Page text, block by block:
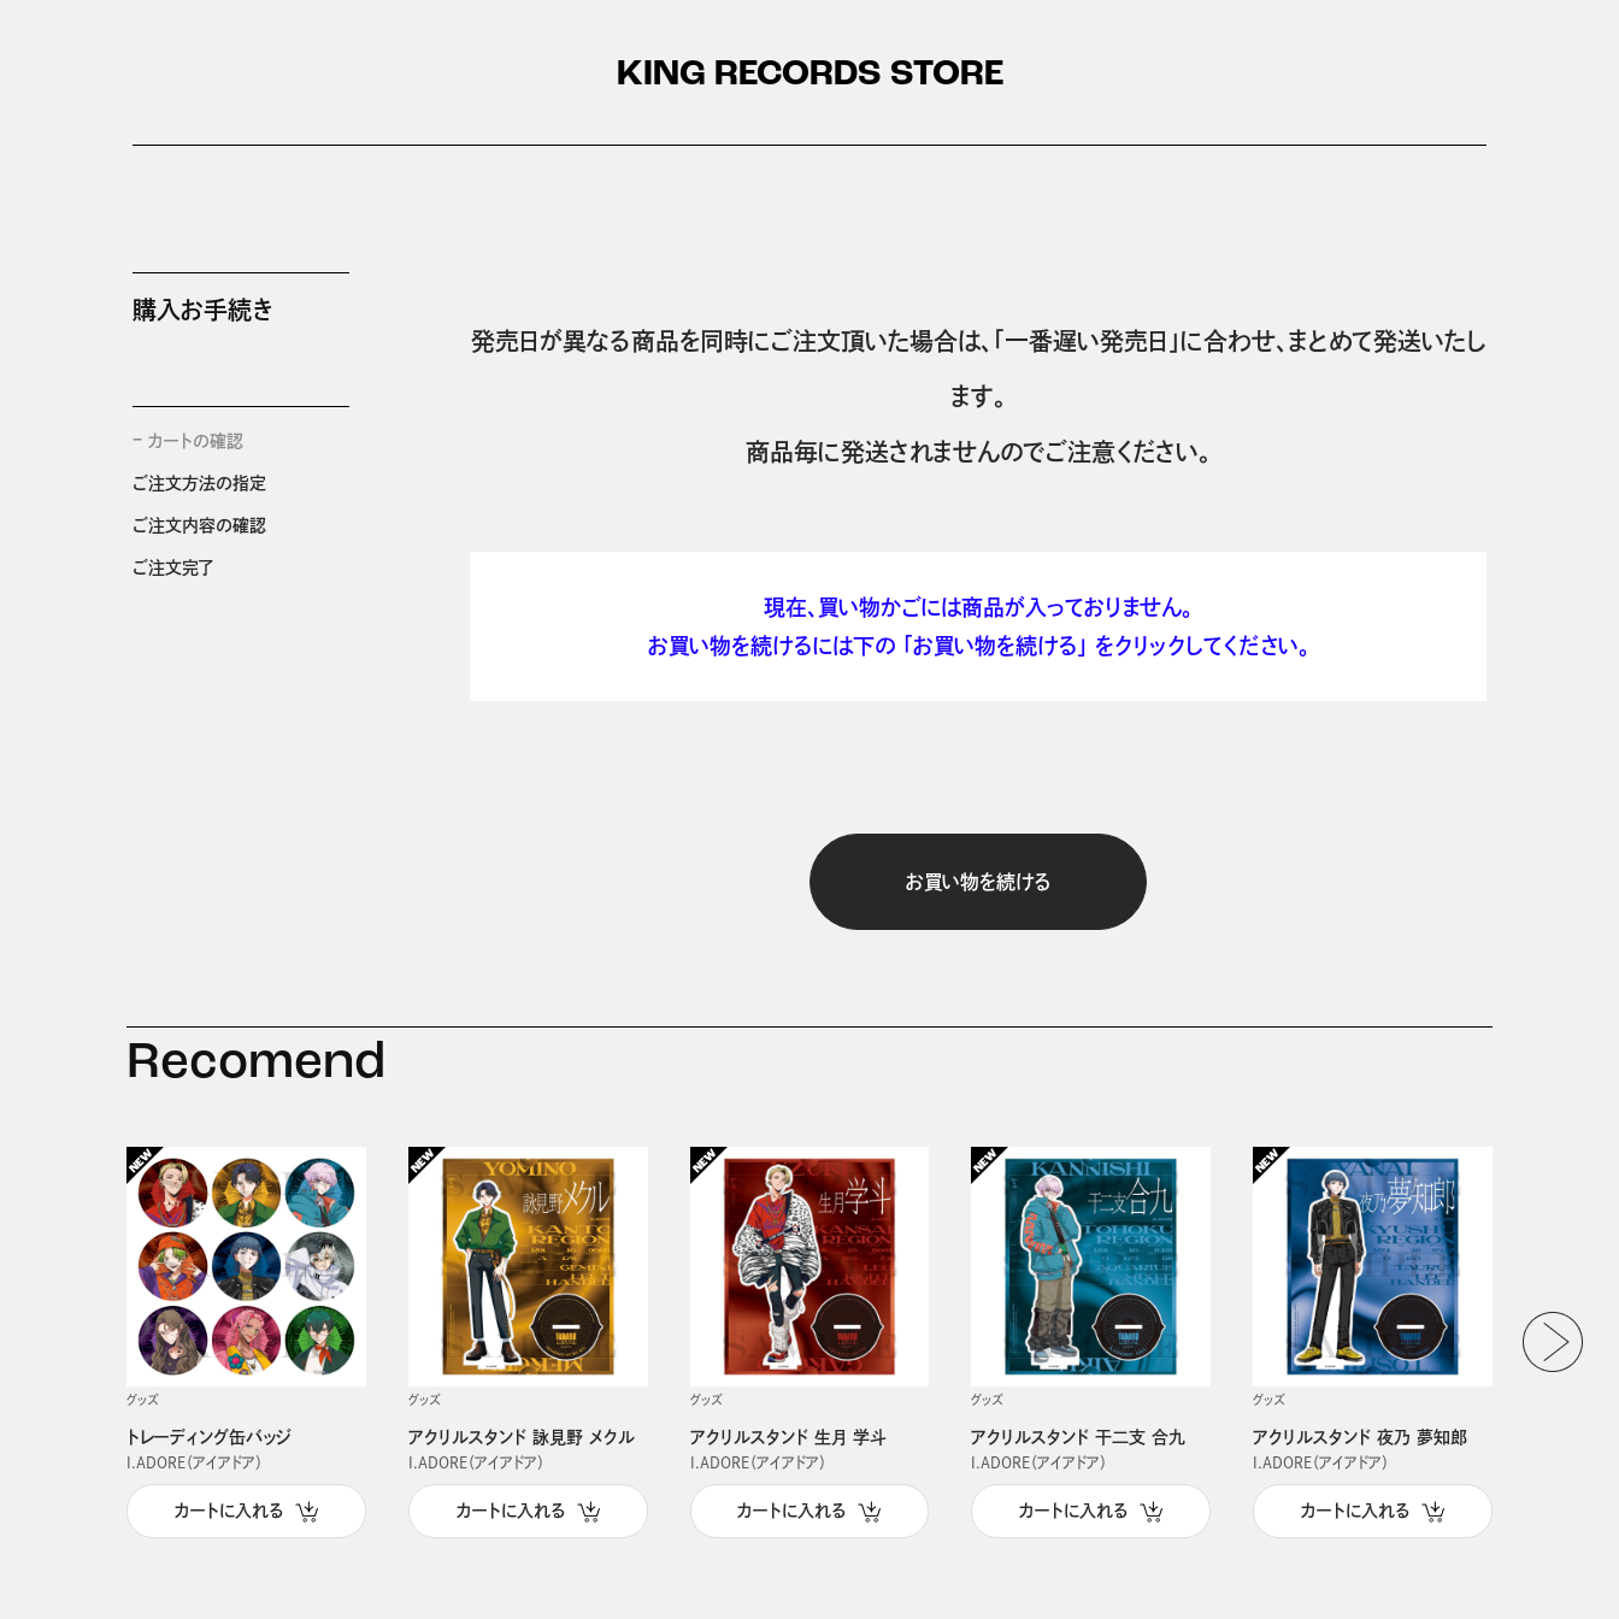
KING RECORDS STORE
購入お手続き
カートの確認
ご注文方法の指定
ご注文内容の確認
ご注文完了
発売日が異なる商品を同時にご注文頂いた場合は、「一番遅い発売日」に合わせ、まとめて発送いたし
ます。
商品毎に発送されませんのでご注意ください。
現在、買い物かごには商品が入っておりません。
お買い物を続けるには下の 「お買い物を続ける」 をクリックしてください。
お買い物を続ける
Recomend
グッズ
トレーディング缶バッジ
I.ADORE（アイアドア）
カートに入れる
グッズ
アクリルスタンド 詠見野 メクル
I.ADORE（アイアドア）
カートに入れる
グッズ
アクリルスタンド 生月 学斗
I.ADORE（アイアドア）
カートに入れる
グッズ
アクリルスタンド 干二支 合九
I.ADORE（アイアドア）
カートに入れる
グッズ
アクリルスタンド 夜乃 夢知郎
I.ADORE（アイアドア）
カートに入れる